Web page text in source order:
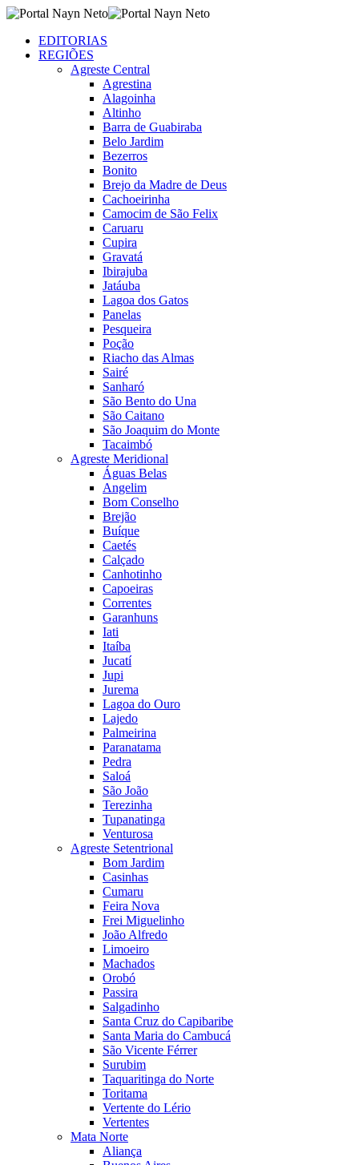
EDITORIAS
REGIÕES
Agreste Central
Agrestina
Alagoinha
Altinho
Barra de Guabiraba
Belo Jardim
Bezerros
Bonito
Brejo da Madre de Deus
Cachoeirinha
Camocim de São Felix
Caruaru
Cupira
Gravatá
Ibirajuba
Jatáuba
Lagoa dos Gatos
Panelas
Pesqueira
Poção
Riacho das Almas
Sairé
Sanharó
São Bento do Una
São Caitano
São Joaquim do Monte
Tacaimbó
Agreste Meridional
Águas Belas
Angelim
Bom Conselho
Brejão
Buíque
Caetés
Calçado
Canhotinho
Capoeiras
Correntes
Garanhuns
Iati
Itaíba
Jucatí
Jupi
Jurema
Lagoa do Ouro
Lajedo
Palmeirina
Paranatama
Pedra
Saloá
São João
Terezinha
Tupanatinga
Venturosa
Agreste Setentrional
Bom Jardim
Casinhas
Cumaru
Feira Nova
Frei Miguelinho
João Alfredo
Limoeiro
Machados
Orobó
Passira
Salgadinho
Santa Cruz do Capibaribe
Santa Maria do Cambucá
São Vicente Férrer
Surubim
Taquaritinga do Norte
Toritama
Vertente do Lério
Vertentes
Mata Norte
Aliança